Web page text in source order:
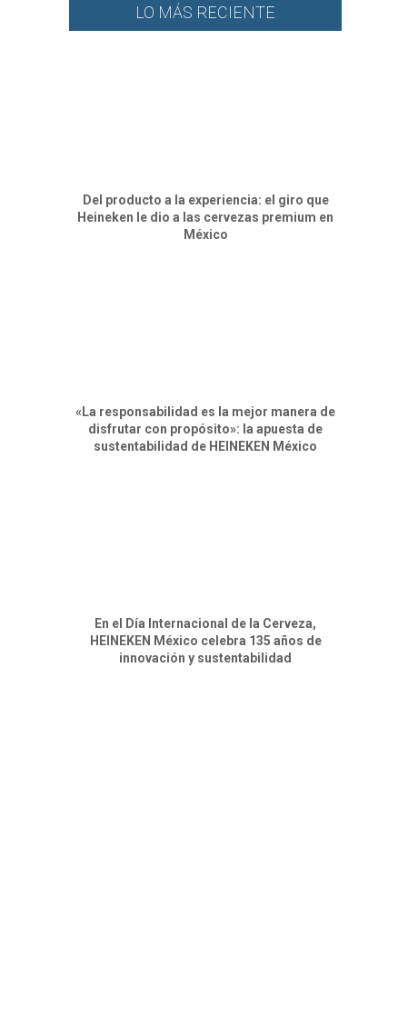
LO MÁS RECIENTE
Del producto a la experiencia: el giro que
Heineken le dio a las cervezas premium en
México
«La responsabilidad es la mejor manera de
disfrutar con propósito»: la apuesta de
sustentabilidad de HEINEKEN México
En el Día Internacional de la Cerveza,
HEINEKEN México celebra 135 años de
innovación y sustentabilidad